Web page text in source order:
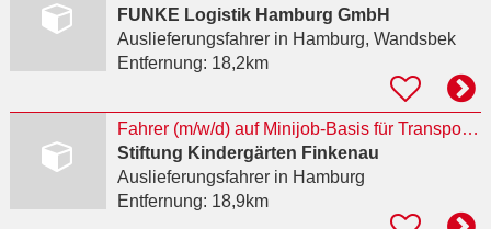
FUNKE Logistik Hamburg GmbH
Auslieferungsfahrerin Hamburg, Wandsbek
Entfernung: 18,2km
Fahrer (m/w/d) auf Minijob-Basis für Transportfahrten im Kita-Bereich
Stiftung Kindergärten Finkenau
Auslieferungsfahrerin Hamburg
Entfernung: 18,9km